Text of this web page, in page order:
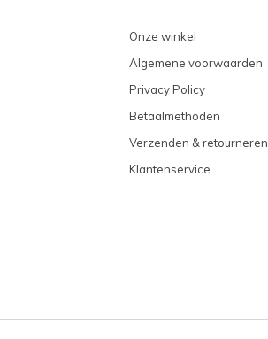
Onze winkel
Algemene voorwaarden
Privacy Policy
Betaalmethoden
Verzenden & retourneren
Klantenservice